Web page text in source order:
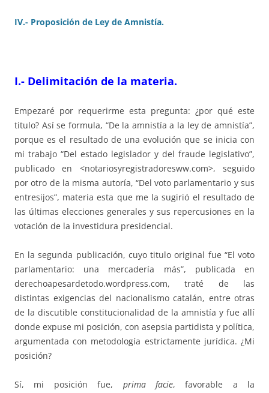
IV.- Proposición de Ley de Amnistía.
I.- Delimitación de la materia.
Empezaré por requerirme esta pregunta: ¿por qué este
titulo? Así se formula, “De la amnistía a la ley de amnistía”,
porque es el resultado de una evolución que se inicia con
mi trabajo “Del estado legislador y del fraude legislativo”,
publicado en <notariosyregistradoresww.com>, seguido
por otro de la misma autoría, “Del voto parlamentario y sus
entresijos”, materia esta que me la sugirió el resultado de
las últimas elecciones generales y sus repercusiones en la
votación de la investidura presidencial.
En la segunda publicación, cuyo titulo original fue “El voto
parlamentario: una mercadería más”, publicada en
derechoapesardetodo.wordpress.com, traté de las
distintas exigencias del nacionalismo catalán, entre otras
de la discutible constitucionalidad de la amnistía y fue allí
donde expuse mi posición, con asepsia partidista y política,
argumentada con metodología estrictamente jurídica. ¿Mi
posición?
Sí, mi posición fue, prima facie, favorable a la